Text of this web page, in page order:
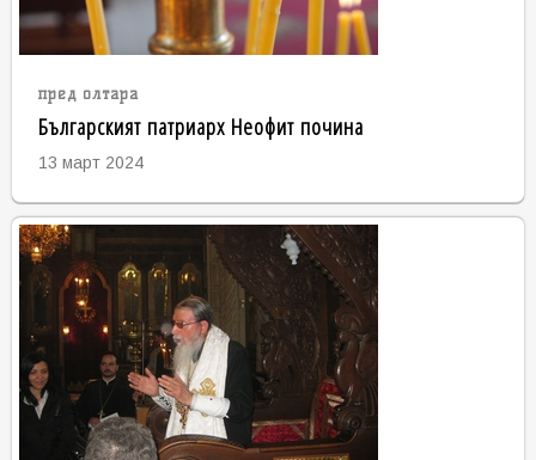
пред олтара
Българският патриарх Неофит почина
13 март 2024